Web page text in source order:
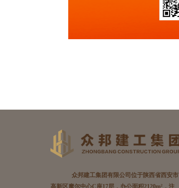
众邦建工集团有限公司位于陕西省西安市
高新区摩尔中心C座17层，办公面积2120m²，注